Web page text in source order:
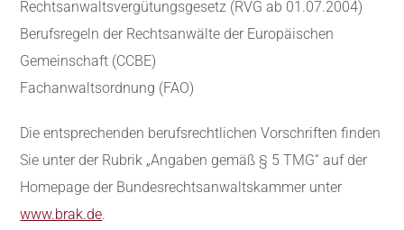
Rechtsanwaltsvergütungsgesetz (RVG ab 01.07.2004)
Berufsregeln der Rechtsanwälte der Europäischen
Gemeinschaft (CCBE)
Fachanwaltsordnung (FAO)
Die entsprechenden berufsrechtlichen Vorschriften finden
Sie unter der Rubrik „Angaben gemäß § 5 TMG“ auf der
Homepage der Bundesrechtsanwaltskammer unter
www.brak.de.